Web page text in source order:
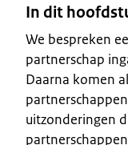
In dit
We bespreken
partnerschap
Daarna komen
uitzonderingen